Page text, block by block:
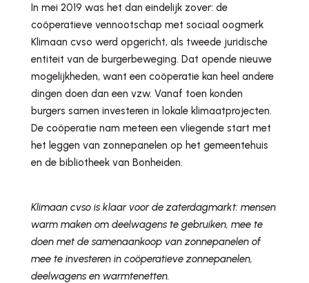
In mei 2019 was het dan eindelijk zover: de
coöperatieve vennootschap met sociaal oogmerk
Klimaan cvso werd opgericht, als tweede juridische
entiteit van de burgerbeweging. Dat opende nieuwe
mogelijkheden, want een coöperatie kan heel andere
dingen doen dan een vzw. Vanaf toen konden
burgers samen investeren in lokale klimaatprojecten.
De coöperatie nam meteen een vliegende start met
het leggen van zonnepanelen op het gemeentehuis
en de bibliotheek van Bonheiden.
Klimaan cvso is klaar voor de zaterdagmarkt: mensen
warm maken om deelwagens te gebruiken, mee te
doen met de samenaankoop van zonnepanelen of
mee te investeren in coöperatieve zonnepanelen,
deelwagens en warmtenetten.